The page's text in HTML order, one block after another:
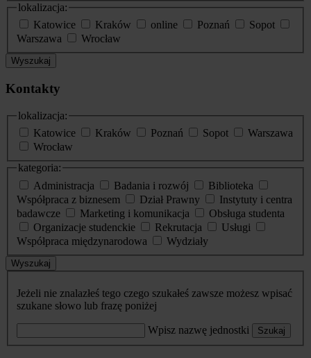
lokalizacja:
Katowice
Kraków online Poznań
Sopot
Warszawa
Wrocław
Wyszukaj
Kontakty
lokalizacja:
Katowice
Kraków Poznań Sopot
Warszawa
Wrocław
kategoria:
Administracja
Badania i rozwój
Biblioteka
Współpraca z biznesem
Dział Prawny
Instytuty i centra
badawcze
Marketing i komunikacja
Obsługa studenta
Organizacje studenckie
Rekrutacja
Usługi
Współpraca międzynarodowa
Wydziały
Wyszukaj
Jeżeli nie znalazłeś tego czego szukałeś zawsze możesz wpisać
szukane słowo lub frazę poniżej
Wpisz nazwę jednostki Szukaj